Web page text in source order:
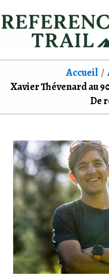
au
Accueil
Xavier Thévenard au
De